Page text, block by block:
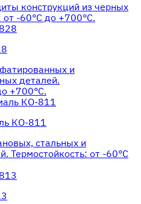
конструкций из черных
от -60°С до +700°С.
и
деталей.
+700°С.
КО-811
стальных и
Термостойкость: от -60°С